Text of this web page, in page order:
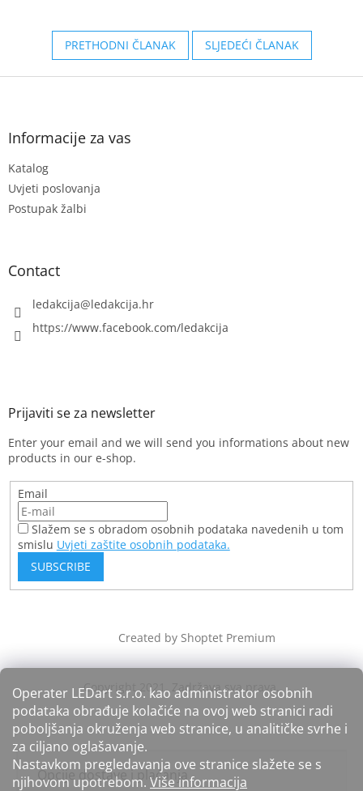
Operater LEDart s.r.o. kao administrator osobnih
podataka obrađuje kolačiće na ovoj web stranici radi
poboljšanja okruženja web stranice, u analitičke svrhe i
za ciljano oglašavanje.
Nastavkom pregledavanja ove stranice slažete se s
njihovom upotrebom. Više informacija
PRETHODNI ČLANAK SLJEDEĆI ČLANAK
F
Informacije za vas
Katalog
Uvjeti poslovanja
Postupak žalbi
Contact
ledakcija@ledakcija.hr
https://www.facebook.com/ledakcija
Enter your email and we will send you informations about new
products in our e-shop.
Email
Slažem se s obradom osobnih podataka navedenih u tom
smislu Uvjeti zaštite osobnih podataka.
SUBSCRIBE
Created by Shoptet Premium
Opcije dostave i plaćanja